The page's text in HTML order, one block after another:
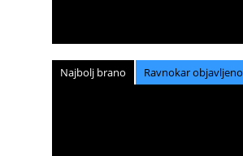
Najbolj brano Ravnokar objavljeno